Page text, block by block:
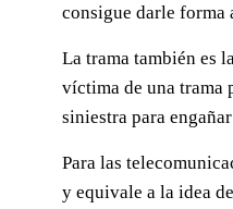
consigue darle forma
La trama también es
víctima de una trama
siniestra para
Para las
y equivale a la idea